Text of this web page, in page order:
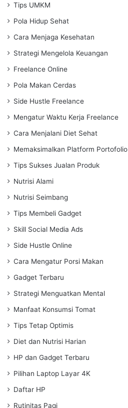
Tips UMKM
Pola Hidup Sehat
Cara Menjaga Kesehatan
Strategi Mengelola Keuangan
Freelance Online
Pola Makan Cerdas
Side Hustle Freelance
Mengatur Waktu Kerja Freelance
Cara Menjalani Diet Sehat
Memaksimalkan Platform Portofolio
Tips Sukses Jualan Produk
Nutrisi Alami
Nutrisi Seimbang
Tips Membeli Gadget
Skill Social Media Ads
Side Hustle Online
Cara Mengatur Porsi Makan
Gadget Terbaru
Strategi Menguatkan Mental
Manfaat Konsumsi Tomat
Tips Tetap Optimis
Diet dan Nutrisi Harian
HP dan Gadget Terbaru
Pilihan Laptop Layar 4K
Daftar HP
Rutinitas Pagi